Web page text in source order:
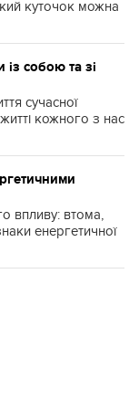
куточок можна
із собою та зі
сучасної
кожного з нас
впливу: втома,
енергетичної